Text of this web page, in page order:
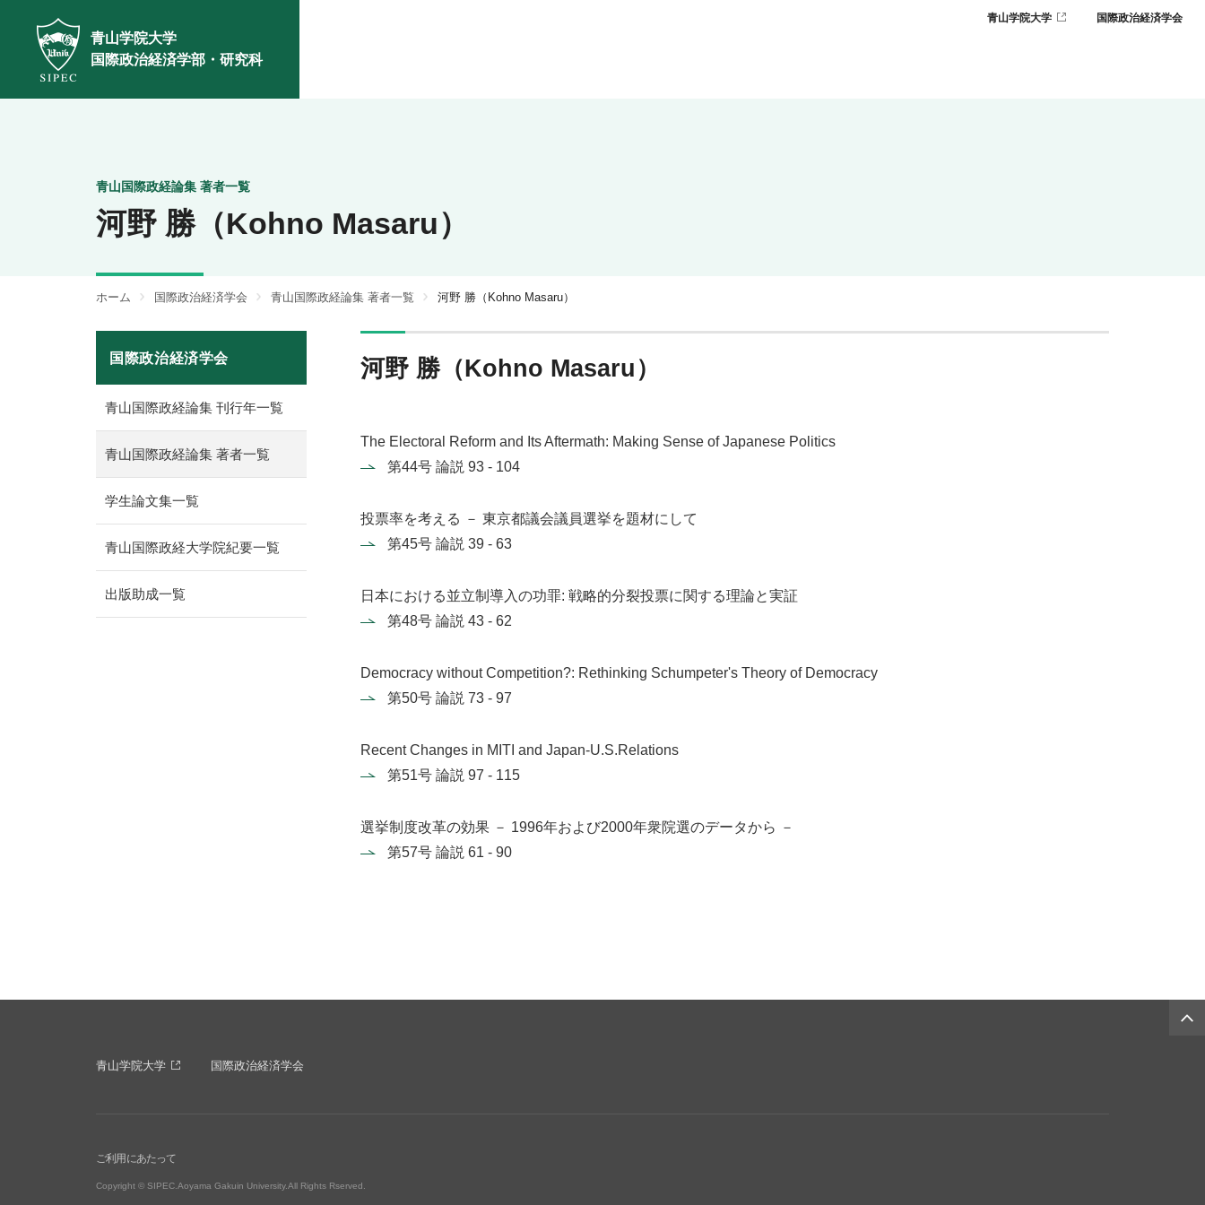
青山学院大学
国際政治経済学部・研究科
青山学院大学 国際政治経済学会
青山国際政経論集 著者一覧
河野 勝（Kohno Masaru）
ホーム 国際政治経済学会 青山国際政経論集 著者一覧 河野 勝（Kohno Masaru）
河野 勝（Kohno Masaru）
The Electoral Reform and Its Aftermath: Making Sense of Japanese Politics
第44号 論説 93 - 104
投票率を考える － 東京都議会議員選挙を題材にして
第45号 論説 39 - 63
日本における並立制導入の功罪: 戦略的分裂投票に関する理論と実証
第48号 論説 43 - 62
Democracy without Competition?: Rethinking Schumpeter's Theory of Democracy
第50号 論説 73 - 97
Recent Changes in MITI and Japan-U.S.Relations
第51号 論説 97 - 115
選挙制度改革の効果 － 1996年および2000年衆院選のデータから －
第57号 論説 61 - 90
国際政治経済学会
青山国際政経論集 刊行年一覧
青山国際政経論集 著者一覧
学生論文集一覧
青山国際政経大学院紀要一覧
出版助成一覧
青山学院大学 国際政治経済学会
ご利用にあたって
Copyright © SIPEC.Aoyama Gakuin University.All Rights Rserved.